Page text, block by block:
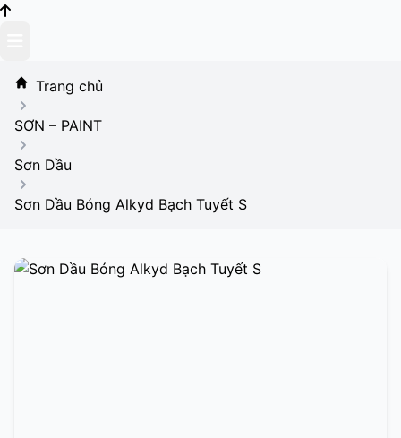
content
Trang chủ
SƠN – PAINT
Sơn Dầu
Sơn Dầu Bóng Alkyd Bạch Tuyết S